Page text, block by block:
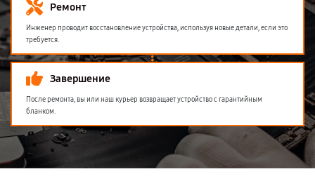
Ремонт
Инженер проводит восстановление устройства, используя новые детали, если это
требуется.
Завершение
После ремонта, вы или наш курьер возвращает устройство с гарантийным
бланком.